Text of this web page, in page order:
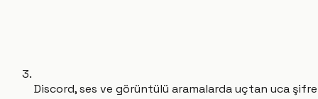
Discord, ses ve görüntülü aramalarda uçtan uca